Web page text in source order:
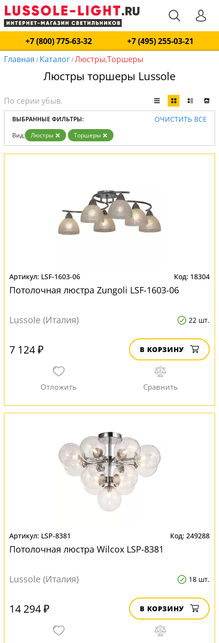
+7 (800) 775-63-32
+7 (495) 255-03-21
Главная / Каталог/Люстры,Торшеры
Люстры торшеры Lussole
ВЫБРАННЫЕ ФИЛЬТРЫ: ОЧИСТИТЬ ВСЕ
Вид: Люстры Торшеры
LSF-1603-06 18304
Потолочная люстра Zungoli LSF-1603-06
Lussole (Италия) 22 шт.
7 124 ₽ В КОРЗИНУ
LSP-8381 249288
Потолочная люстра Wilcox LSP-8381
Lussole (Италия) 18 шт.
14 294 ₽ В КОРЗИНУ